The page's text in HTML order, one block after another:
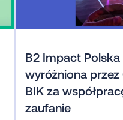
B2 Impact Polska
wyróżniona przez
BIK za
zaufanie